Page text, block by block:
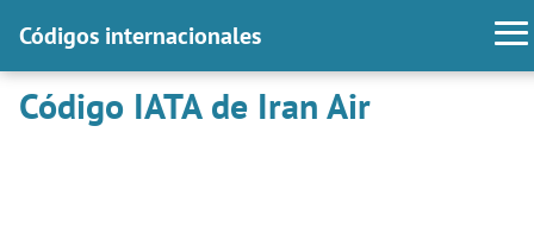
Códigos internacionales
Código IATA de Iran Air